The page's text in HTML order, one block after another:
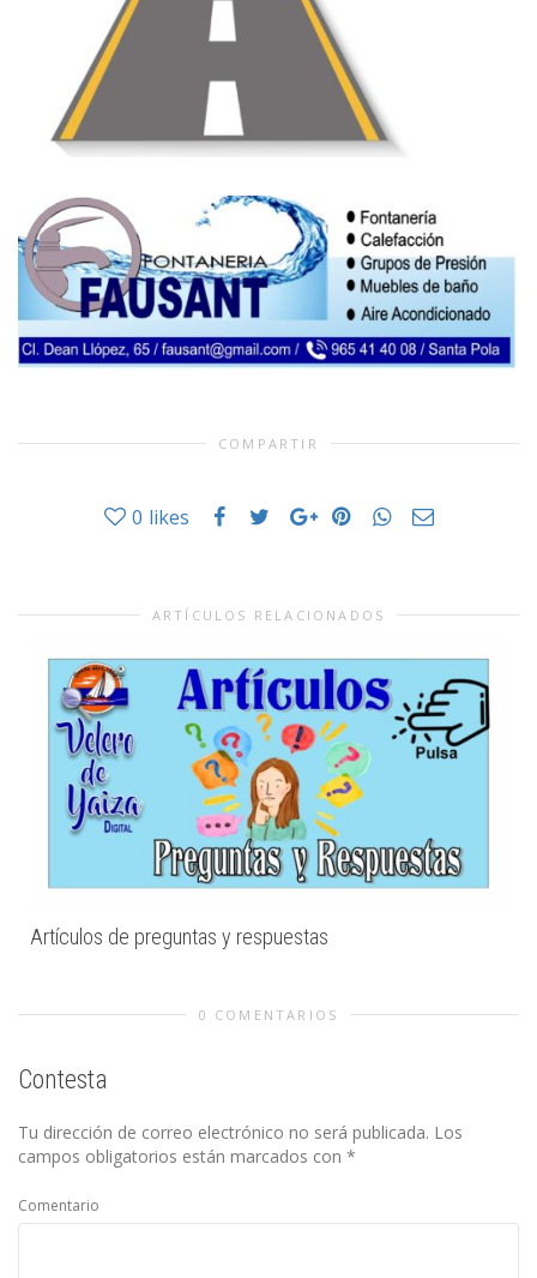
COMPARTIR
0 likes
ARTÍCULOS RELACIONADOS
Artículos de preguntas y respuestas
0 COMENTARIOS
Contesta
Tu dirección de correo electrónico no será publicada. Los
campos obligatorios están marcados con *
Comentario